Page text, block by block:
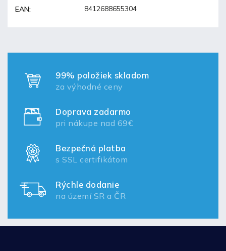
EAN: 8412688655304
99% položiek skladom
za výhodné ceny
Doprava zadarmo
pri nákupe nad 69€
Bezpečná platba
s SSL certifikátom
Rýchle dodanie
na území SR a ČR